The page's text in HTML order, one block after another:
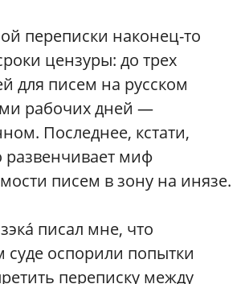
переписки наконец-то
цензуры: до трех
для писем на русском
рабочих дней —
Последнее, кстати,
миф
писем в зону на инязе.
писал мне, что
суде оспорили попытки
переписку между